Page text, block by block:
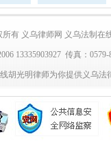
所有 义乌律师网 义乌法制在
13335903927 传真：
胡光明律师为你提供义乌